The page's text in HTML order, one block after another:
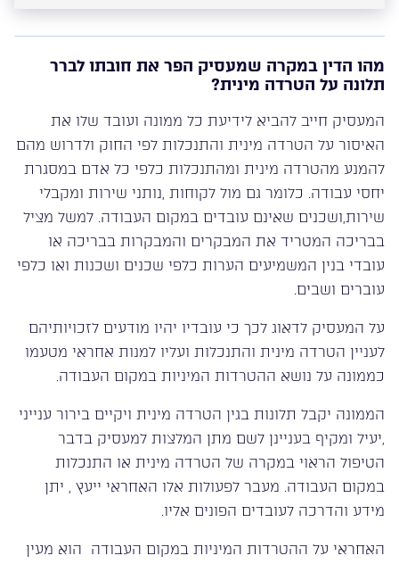
מהו הדין במקרה שמעסיק הפר את חובתו לברר
תלונה על הטרדה מינית?
המעסיק חייב להביא לידיעת כל ממונה ועובד שלו את
האיסור על הטרדה מינית והתנכלות לפי החוק ולדרוש מהם
להמנע מהטרדה מינית ומהתנכלות כלפי כל אדם במסגרת
יחסי עבודה. כלומר גם מול לקוחות ,נותני שירות ומקבלי
שירות,ושכנים שאינם עובדים במקום העבודה. למשל מציל
בבריכה המטריד את המבקרים והמבקרות בבריכה או
עובדי בנין המשמיעים הערות כלפי שכנים ושכנות ואו כלפי
עוברים ושבים.
על המעסיק לדאוג לכך כי עובדיו יהיו מודעים לזכויותיהם
לעניין הטרדה מינית והתנכלות ועליו למנות אחראי מטעמו
כממונה על נושא ההטרדות המיניות במקום העבודה.
הממונה יקבל תלונות בגין הטרדה מינית ויקיים בירור ענייני
,יעיל ומקיף בעניינן לשם מתן המלצות למעסיק בדבר
הטיפול הראוי במקרה של הטרדה מינית או התנכלות
במקום העבודה. מעבר לפעולות אלו האחראי ייעץ , יתן
מידע והדרכה לעובדים הפונים אליו.
האחראי על ההטרדות המיניות במקום העבודה הוא מעין